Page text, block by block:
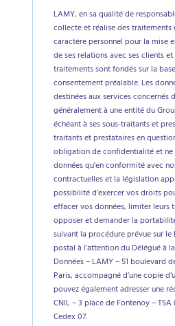
LAMY, en sa qualité de
collecte et réalise des traitements
caractère personnel pour la mise
de ses relations avec ses clients
traitements sont fondés sur la
consentement préalable. Les
destinées aux services concernés
généralement à une entité du
échéant à ses sous-traitants et
traitants et prestataires en
obligation de confidentialité et
données qu'en conformité avec
contractuelles et la législation
possibilité d’exercer vos droits
effacer vos données, limiter leurs
opposer et demander la
suivant la procédure prévue sur
postal à l’attention du Délégué à
Données – LAMY – 51 boulevard
Paris, accompagné d’une copie
pouvez également adresser une
CNIL – 3 place de Fontenoy – TSA
Cedex 07.